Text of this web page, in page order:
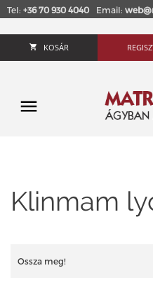
Tel: +36 70 930 4040 Email:
KOSÁR
Klinmam
Ossza meg!